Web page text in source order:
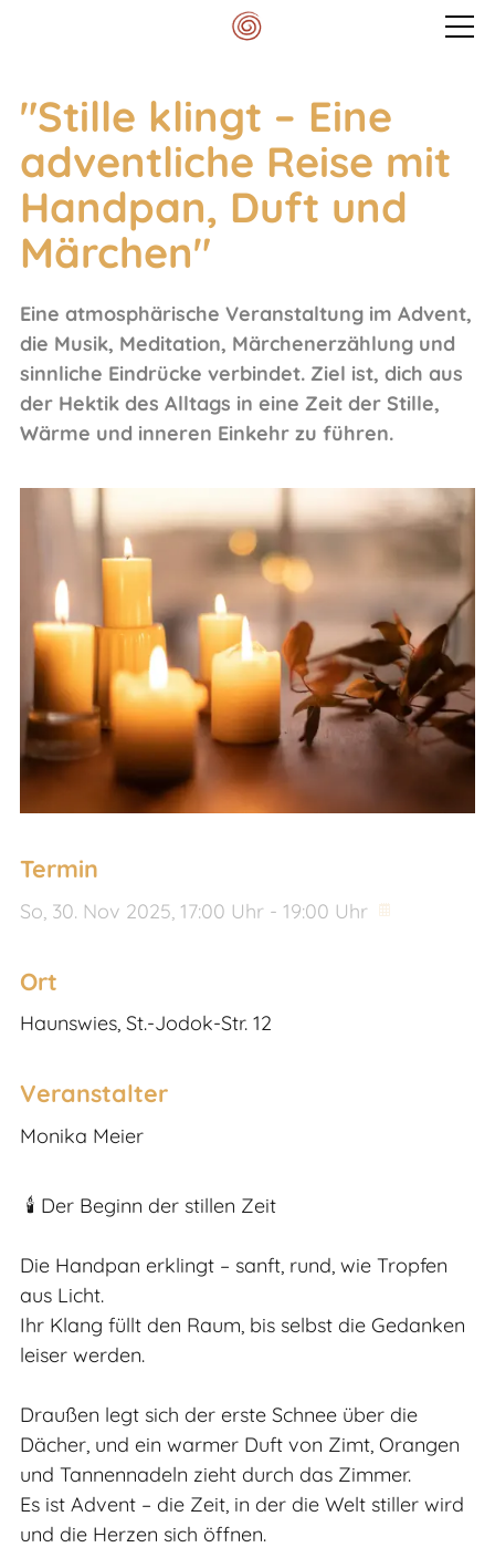
Veranstaltungen
Mein Spektrum
Blog
Meditationskissen
Kontakt
"Stille klingt – Eine
adventliche Reise mit
Handpan, Duft und
Märchen"
Eine atmosphärische Veranstaltung im Advent,
die Musik, Meditation, Märchenerzählung und
sinnliche Eindrücke verbindet. Ziel ist, dich aus
der Hektik des Alltags in eine Zeit der Stille,
Wärme und inneren Einkehr zu führen.
Termin
So, 30. Nov 2025, 17:00 Uhr - 19:00 Uhr
Ort
Haunswies, St.-Jodok-Str. 12
Veranstalter
Monika Meier
🕯️ Der Beginn der stillen Zeit
Die Handpan erklingt – sanft, rund, wie Tropfen
aus Licht.
Ihr Klang füllt den Raum, bis selbst die Gedanken
leiser werden.
Draußen legt sich der erste Schnee über die
Dächer, und ein warmer Duft von Zimt, Orangen
und Tannennadeln zieht durch das Zimmer.
Es ist Advent – die Zeit, in der die Welt stiller wird
und die Herzen sich öffnen.